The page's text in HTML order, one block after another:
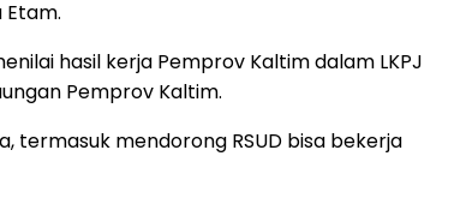
Etam.
hasil kerja Pemprov Kaltim dalam LKPJ
Pemprov Kaltim.
termasuk mendorong RSUD bisa bekerja